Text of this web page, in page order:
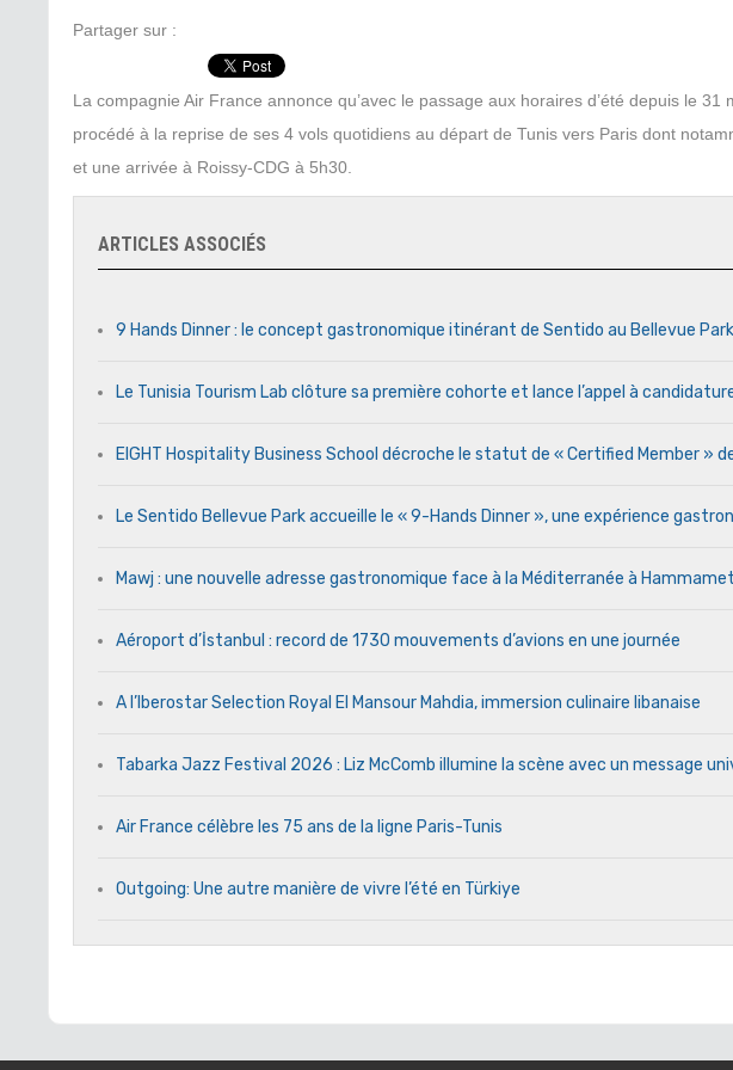
Partager sur :
La compagnie Air France annonce qu’avec le passage aux horaires d’été depuis le
procédé à la reprise de ses 4 vols quotidiens au départ de Tunis vers Paris dont
et une arrivée à Roissy-CDG à 5h30.
ARTICLES ASSOCIÉS
9 Hands Dinner : le concept gastronomique itinérant de Sentido au Bellevue Park
Le Tunisia Tourism Lab clôture sa première cohorte et lance l’appel à
EIGHT Hospitality Business School décroche le statut de « Certified Member » de
Le Sentido Bellevue Park accueille le « 9-Hands Dinner », une expérience
Mawj : une nouvelle adresse gastronomique face à la Méditerranée à Hammamet
Aéroport d’İstanbul : record de 1730 mouvements d’avions en une journée
A l’Iberostar Selection Royal El Mansour Mahdia, immersion culinaire libanaise
Tabarka Jazz Festival 2026 : Liz McComb illumine la scène avec un message
Air France célèbre les 75 ans de la ligne Paris-Tunis
Outgoing: Une autre manière de vivre l’été en Türkiye